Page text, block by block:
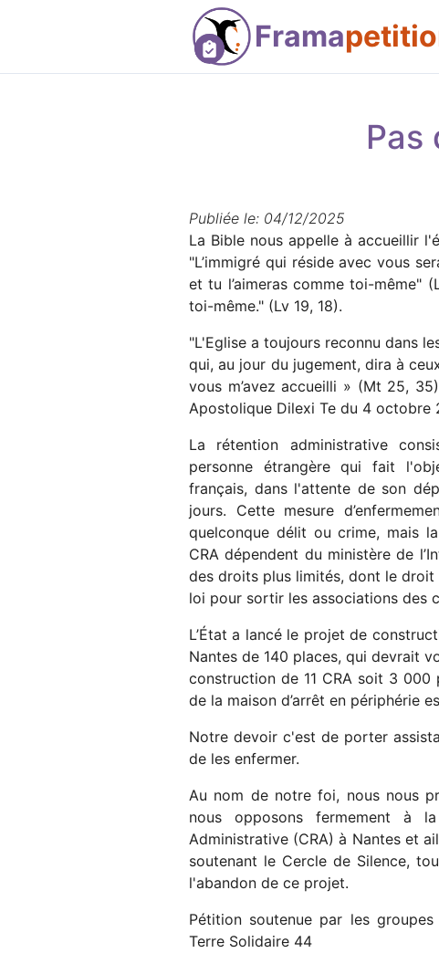
Frama
Pas
Publiée le: 04/12/2025
La Bible nous appelle à accueillir
"L’immigré qui réside avec vous
et tu l’aimeras comme toi-même"
toi-même." (Lv 19, 18).
"L'Eglise a toujours reconnu dans
qui, au jour du jugement, dira à
vous m’avez accueilli » (Mt 25,
Apostolique Dilexi Te du 4 octobre
La rétention administrative
personne étrangère qui fait
français, dans l'attente de son
jours. Cette mesure
quelconque délit ou crime, mais
CRA dépendent du ministère de
des droits plus limités, dont le
loi pour sortir les associations des
L’État a lancé le projet de
Nantes de 140 places, qui devrait
construction de 11 CRA soit 3 000
de la maison d’arrêt en périphérie
Notre devoir c'est de porter
de les enfermer.
Au nom de notre foi, nous nous
nous opposons fermement à
Administrative (CRA) à Nantes et
soutenant le Cercle de Silence,
l'abandon de ce projet.
Pétition soutenue par les
Terre Solidaire 44